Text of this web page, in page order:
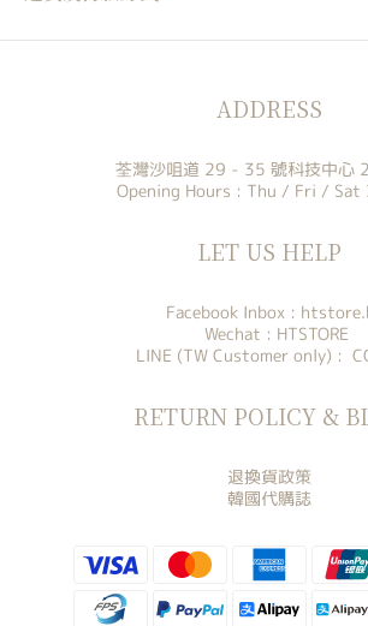
ADDRESS
荃灣沙咀道 29 - 35 號科技中心
Opening Hours : Thu / Fri / Sat
LET US HELP
Facebook Inbox :
Wechat : HTSTORE
LINE (TW Customer only) :
RETURN POLICY &
退換貨政策
韓國代購誌